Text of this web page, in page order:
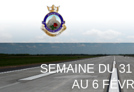
SEMAINE DU
AU 6